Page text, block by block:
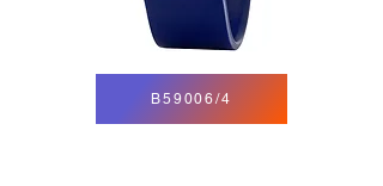
B59006/4